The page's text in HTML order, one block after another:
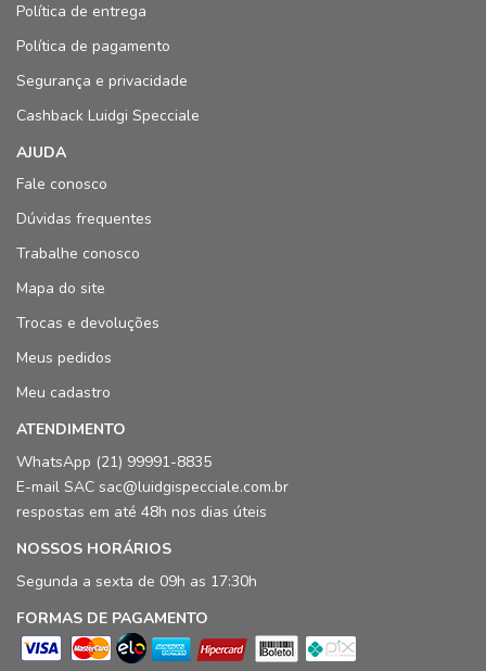
Política de entrega
Política de pagamento
Segurança e privacidade
Cashback Luidgi Specciale
AJUDA
Fale conosco
Dúvidas frequentes
Trabalhe conosco
Mapa do site
Trocas e devoluções
Meus pedidos
Meu cadastro
ATENDIMENTO
WhatsApp (21) 99991-8835
E-mail SAC sac@luidgispecciale.com.br
respostas em até 48h nos dias úteis
NOSSOS HORÁRIOS
Segunda a sexta de 09h as 17:30h
FORMAS DE PAGAMENTO